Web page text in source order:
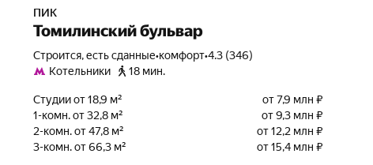
ПИК
Томилинский бульвар
Строится, есть сданные•комфорт•4.3 (346)
Котельники
18 мин.
Студии от 18,9 м²
от 7,9 млн ₽
1-комн. от 32,8 м²
от 9,3 млн ₽
2-комн. от 47,8 м²
от 12,2 млн ₽
3-комн. от 66,3 м²
от 15,4 млн ₽